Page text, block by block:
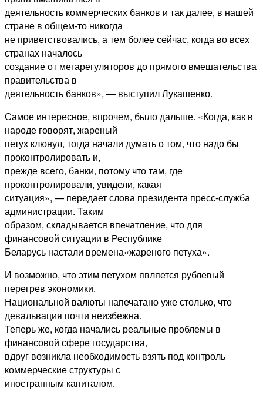
деятельность коммерческих банков и так далее, в нашей
стране в общем-то никогда
не приветствовались, а тем более сейчас, когда во всех
странах началось
создание от мегарегуляторов до прямого вмешательства
правительства в
деятельность банков», — выступил Лукашенко.
Самое интересное, впрочем, было дальше. «Когда, как в
народе говорят, жареный
петух клюнул, тогда начали думать о том, что надо бы
проконтролировать и,
прежде всего, банки, потому что там, где
проконтролировали, увидели, какая
ситуация», — передает слова президента пресс-служба
администрации. Таким
образом, складывается впечатление, что для
финансовой ситуации в Республике
Беларусь настали времена«жареного петуха».
И возможно, что этим петухом является рублевый
перегрев экономики.
Национальной валюты напечатано уже столько, что
девальвация почти неизбежна.
Теперь же, когда начались реальные проблемы в
финансовой сфере государства,
вдруг возникла необходимость взять под контроль
коммерческие структуры с
иностранным капиталом.